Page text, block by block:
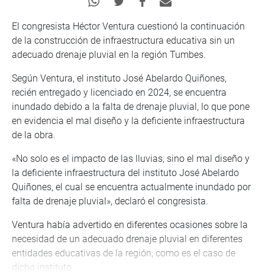
El congresista Héctor Ventura cuestionó la continuación
de la construcción de infraestructura educativa sin un
adecuado drenaje pluvial en la región Tumbes.
Según Ventura, el instituto José Abelardo Quiñones,
recién entregado y licenciado en 2024, se encuentra
inundado debido a la falta de drenaje pluvial, lo que pone
en evidencia el mal diseño y la deficiente infraestructura
de la obra.
«No solo es el impacto de las lluvias, sino el mal diseño y
la deficiente infraestructura del instituto José Abelardo
Quiñones, el cual se encuentra actualmente inundado por
falta de drenaje pluvial», declaró el congresista.
Ventura había advertido en diferentes ocasiones sobre la
necesidad de un adecuado drenaje pluvial en diferentes
entidades educativas de la región, como es el caso de
dicho instituto.